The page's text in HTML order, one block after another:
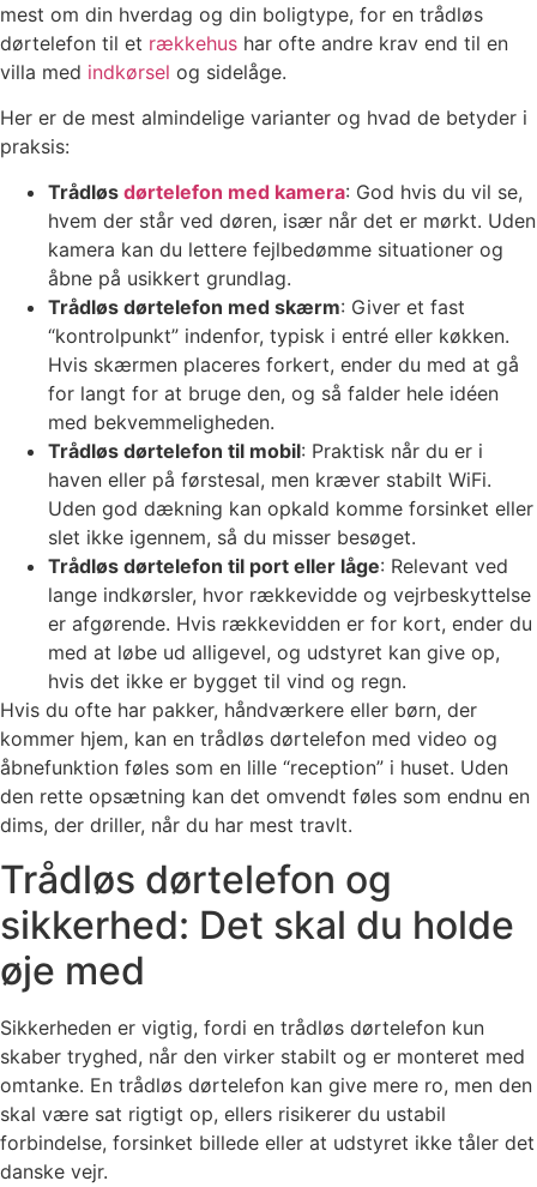
mest om din hverdag og din boligtype, for en trådløs
dørtelefon til et rækkehus har ofte andre krav end til en
villa med indkørsel og sidelåge.
Her er de mest almindelige varianter og hvad de betyder i
praksis:
Trådløs dørtelefon med kamera: God hvis du vil se,
hvem der står ved døren, især når det er mørkt. Uden
kamera kan du lettere fejlbedømme situationer og
åbne på usikkert grundlag.
Trådløs dørtelefon med skærm: Giver et fast
“kontrolpunkt” indenfor, typisk i entré eller køkken.
Hvis skærmen placeres forkert, ender du med at gå
for langt for at bruge den, og så falder hele idéen
med bekvemmeligheden.
Trådløs dørtelefon til mobil: Praktisk når du er i
haven eller på førstesal, men kræver stabilt WiFi.
Uden god dækning kan opkald komme forsinket eller
slet ikke igennem, så du misser besøget.
Trådløs dørtelefon til port eller låge: Relevant ved
lange indkørsler, hvor rækkevidde og vejrbeskyttelse
er afgørende. Hvis rækkevidden er for kort, ender du
med at løbe ud alligevel, og udstyret kan give op,
hvis det ikke er bygget til vind og regn.
Hvis du ofte har pakker, håndværkere eller børn, der
kommer hjem, kan en trådløs dørtelefon med video og
åbnefunktion føles som en lille “reception” i huset. Uden
den rette opsætning kan det omvendt føles som endnu en
dims, der driller, når du har mest travlt.
Trådløs dørtelefon og
sikkerhed: Det skal du holde
øje med
Sikkerheden er vigtig, fordi en trådløs dørtelefon kun
skaber tryghed, når den virker stabilt og er monteret med
omtanke. En trådløs dørtelefon kan give mere ro, men den
skal være sat rigtigt op, ellers risikerer du ustabil
forbindelse, forsinket billede eller at udstyret ikke tåler det
danske vejr.